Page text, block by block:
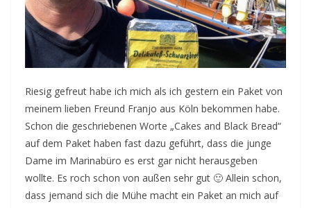
Riesig gefreut habe ich mich als ich gestern ein Paket von
meinem lieben Freund Franjo aus Köln bekommen habe.
Schon die geschriebenen Worte „Cakes and Black Bread“
auf dem Paket haben fast dazu geführt, dass die junge
Dame im Marinabüro es erst gar nicht herausgeben
wollte. Es roch schon von außen sehr gut 🙂 Allein schon,
dass jemand sich die Mühe macht ein Paket an mich auf